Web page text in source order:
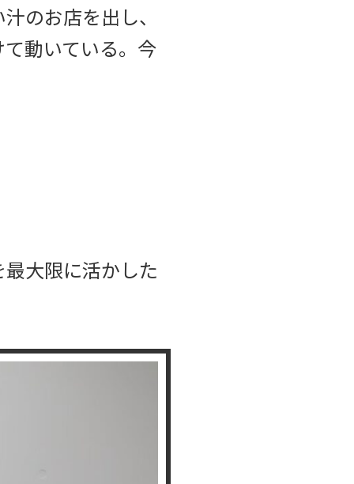
のお店を出し、
動いている。今
大限に活かした